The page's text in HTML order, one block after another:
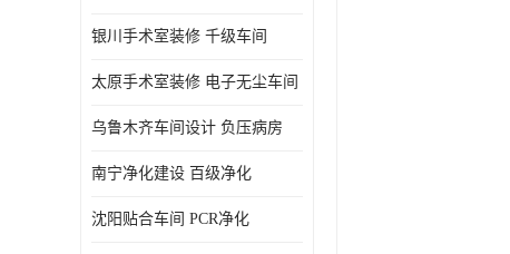
银川手术室装修 千级车间
太原手术室装修 电子无尘车间
乌鲁木齐车间设计 负压病房
南宁净化建设 百级净化
沈阳贴合车间 PCR净化